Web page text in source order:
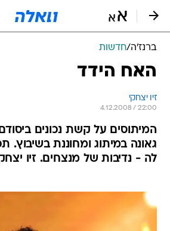
ברנז'ה/חדשות
האח הידד
זיו יצחקי
4.12.2008 / 22:00
המיתוסים על קשת נכונים
גאונה במיתוג ומחוננת
לה - נדיבות של מנצחים. זיו